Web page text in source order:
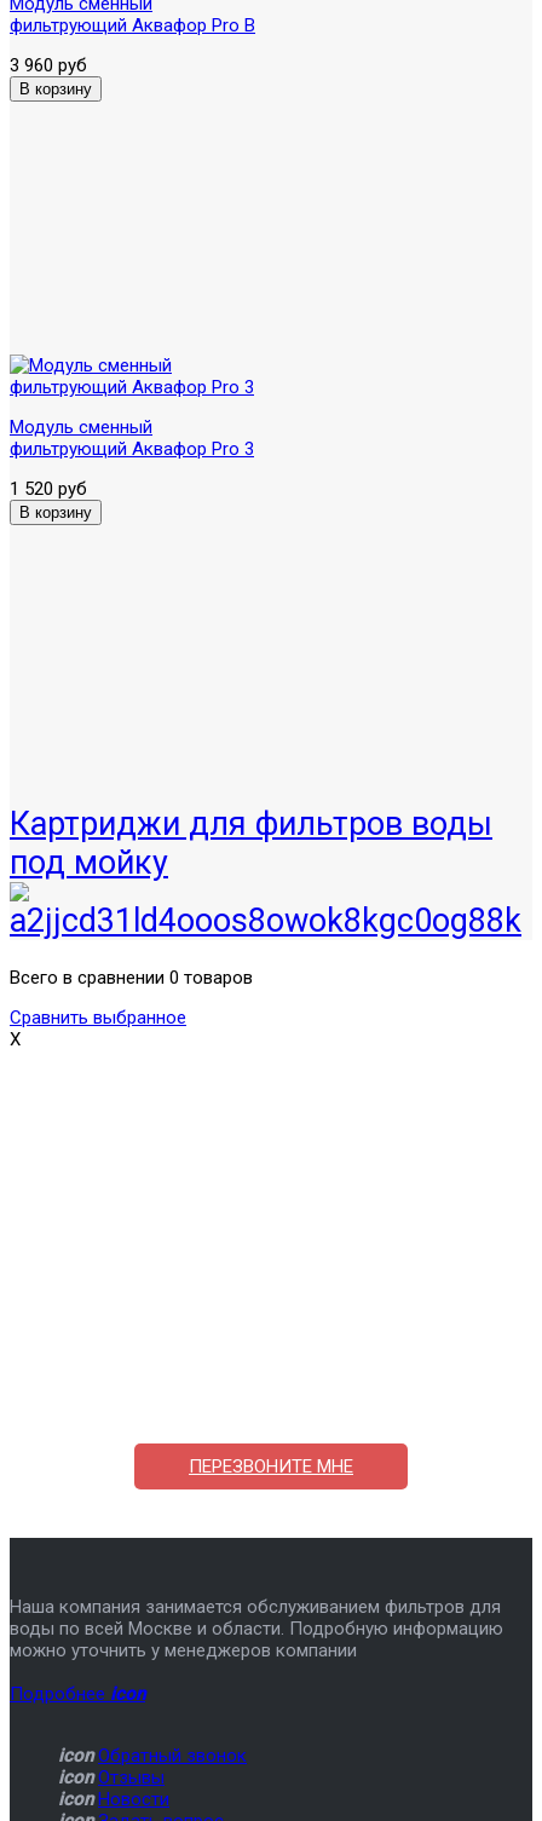
фильтрующий Аквафор Pro B
3 960 руб
Модуль сменный
фильтрующий Аквафор Pro 3
1 520 руб
Картриджи для фильтров воды
под мойку
Всего в сравнении 0 товаров
Сравнить выбранное
X
ПЕРЕЗВОНИТЕ МНЕ
Наша компания занимается обслуживанием фильтров для
воды по всей Москве и области. Подробную информацию
можно уточнить у менеджеров компании
Подробнее icon
icon Обратный звонок
icon Отзывы
icon Новости